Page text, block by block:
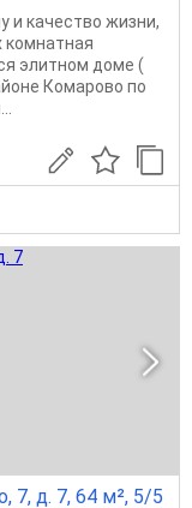
и качество жизни,
комнатная
элитном доме (
Комарово по
7, д. 7, 64 м², 5/5